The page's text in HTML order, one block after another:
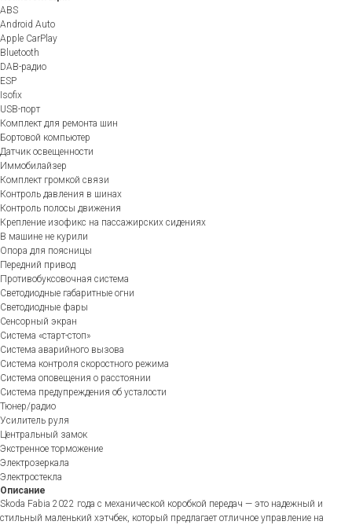
ABS
Android Auto
Apple CarPlay
Bluetooth
DAB-радио
ESP
Isofix
USB-порт
Комплект для ремонта шин
Бортовой компьютер
Датчик освещенности
Иммобилайзер
Комплект громкой связи
Контроль давления в шинах
Контроль полосы движения
Крепление изофикс на пассажирских сидениях
В машине не курили
Опора для поясницы
Передний привод
Противобуксовочная система
Светодиодные габаритные огни
Светодиодные фары
Сенсорный экран
Система «старт-стоп»
Система аварийного вызова
Система контроля скоростного режима
Система оповещения о расстоянии
Система предупреждения об усталости
Тюнер/радио
Усилитель руля
Центральный замок
Экстренное торможение
Электрозеркала
Электростекла
Описание
Skoda Fabia 2022 года с механической коробкой передач — это надежный и
стильный маленький хэтчбек, который предлагает отличное управление на